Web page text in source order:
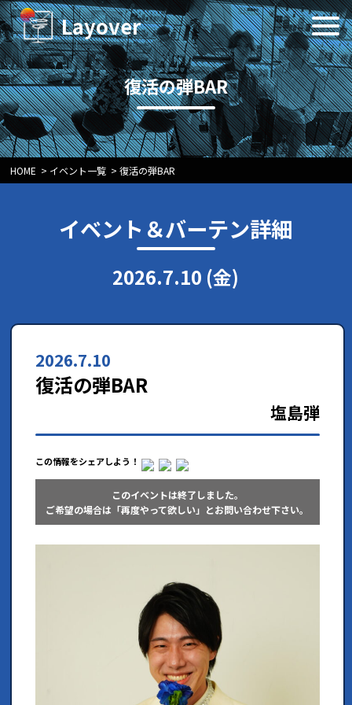
Layover
復活の弾BAR
HOME > イベント一覧 > 復活の弾BAR
イベント＆バーテン詳細
2026.7.10 (金)
2026.7.10
復活の弾BAR
塩島弾
この情報をシェアしよう！
このイベントは終了しました。
ご希望の場合は「再度やって欲しい」とお問い合わせ下さい。